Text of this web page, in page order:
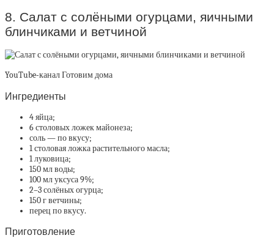
8. Салат с солёными огурцами, яичными
блинчиками и ветчиной
YouTube‑канал Готовим дома
Ингредиенты
4 яйца;
6 столовых ложек майонеза;
соль — по вкусу;
1 столовая ложка растительного масла;
1 луковица;
150 мл воды;
100 мл уксуса 9%;
2–3 солёных огурца;
150 г ветчины;
перец по вкусу.
Приготовление